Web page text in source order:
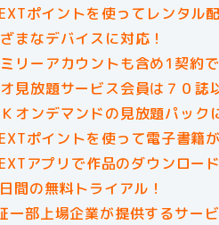
ポイントを使ってレンタル
なデバイスに対応！
ーアカウントも含め1契約で
放題サービス会員は７０誌
ンデマンドの見放題パック
ポイントを使って電子書籍
アプリで作品のダウンロー
の無料トライアル！
部上場企業が提供するサービ